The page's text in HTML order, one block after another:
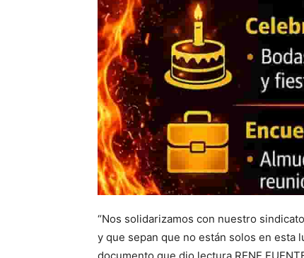
“Nos solidarizamos con nuestro
y que sepan que no están solos en esta